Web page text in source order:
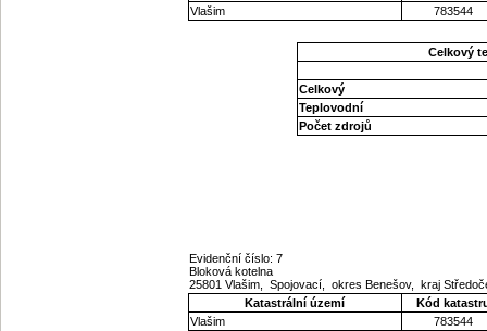
Vlašim
783544
Celkový
Celkový
Teplovodní
Počet zdrojů
Evidenční číslo: 7
Bloková kotelna
25801 Vlašim, Spojovací, okres Benešov, kraj
Katastrální území
Kód
Vlašim
783544